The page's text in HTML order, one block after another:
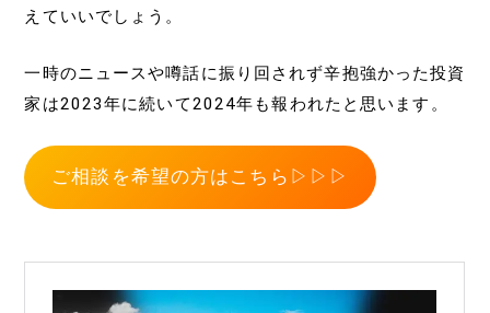
えていいでしょう。
一時のニュースや噂話に振り回されず辛抱強かった投資
家は2023年に続いて2024年も報われたと思います。
ご相談を希望の方はこちら▷▷▷